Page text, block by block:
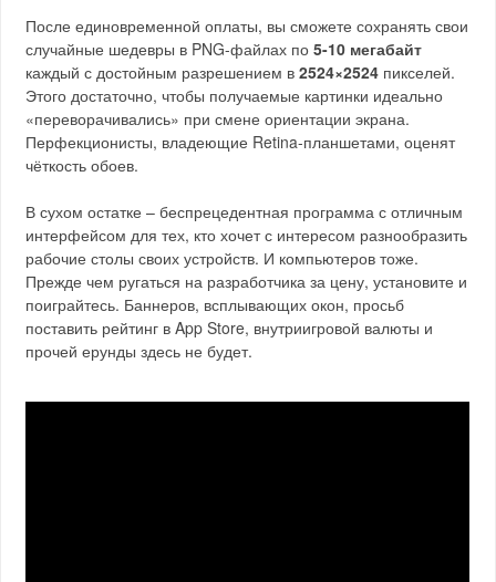
После единовременной оплаты, вы сможете сохранять свои
случайные шедевры в PNG-файлах по5-10 мегабайт
каждый с достойным разрешением в2524×2524 пикселей.
Этого достаточно, чтобы получаемые картинки идеально
«переворачивались» при смене ориентации экрана.
Перфекционисты, владеющие Retina-планшетами, оценят
чёткость обоев.
В сухом остатке – беспрецедентная программа с отличным
интерфейсом для тех, кто хочет с интересом разнообразить
рабочие столы своих устройств. И компьютеров тоже.
Прежде чем ругаться на разработчика за цену, установите и
поиграйтесь. Баннеров, всплывающих окон, просьб
поставить рейтинг в App Store, внутриигровой валюты и
прочей ерунды здесь не будет.